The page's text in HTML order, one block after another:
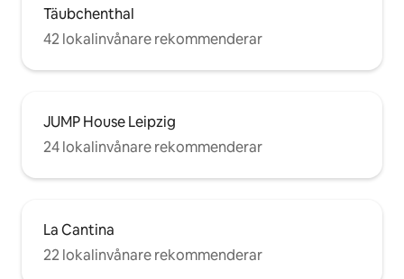
Täubchenthal
42 lokalinvånare rekommenderar
JUMP House Leipzig
24 lokalinvånare rekommenderar
La Cantina
22 lokalinvånare rekommenderar